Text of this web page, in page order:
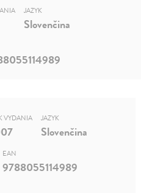
JAZYK
Slovenčina
VYDANIA JAZYK
Slovenčina
EAN
9788055114989